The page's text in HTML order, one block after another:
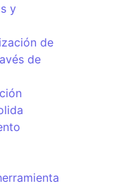
y
de
de